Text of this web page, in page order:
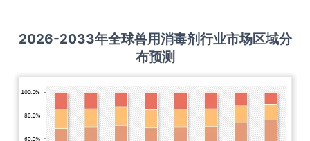
2026-2033年全球兽用消毒剂行业市场区域分
布预测